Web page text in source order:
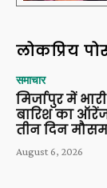
लोकप्रिय
समाचार
मिर्जापुर में
बारिश का
तीन दिन
August 6, 2026